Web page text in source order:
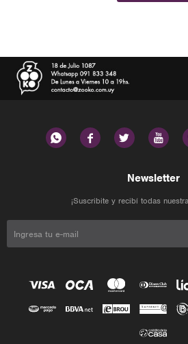
   
Newsletter
¡Suscribite y recibí todas